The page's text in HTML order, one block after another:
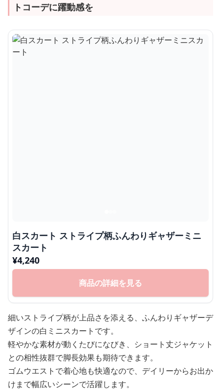
トコーデに躍動感を
白スカート ストライプ柄ふんわりギャザーミニ
スカート
¥4,240
商品の詳細を見る
細いストライプ柄が上品さを添える、ふんわりギャザーデ
ザインの白ミニスカートです。
軽やかな素材が動くたびになびき、ショート丈ジャケット
との相性抜群で脚長効果も期待できます。
ゴムウエストで着心地も快適なので、デイリーからお出か
けまで幅広いシーンで活躍します。